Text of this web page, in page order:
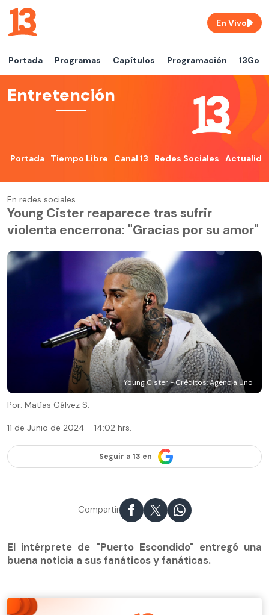
Portada Programas Capítulos Programación 13Go
En Vivo
Entretención
Portada Tiempo Libre Canal 13 Redes Sociales
En redes sociales
Young Cister reaparece tras sufrir
violenta encerrona: "Gracias por su amor"
Young Cister - Créditos: Agencia Uno
Por: Matías Gálvez S.
11 de Junio de 2024 - 14:02 hrs.
Seguir a 13 en
Compartir
El intérprete de "Puerto Escondido" entregó una
buena noticia a sus fanáticos y fanáticas.